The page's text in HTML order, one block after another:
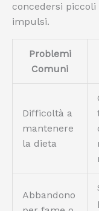
concedersi
impulsi.
Problemi
Comuni
Difficoltà a
mantenere
la dieta
Abbandono